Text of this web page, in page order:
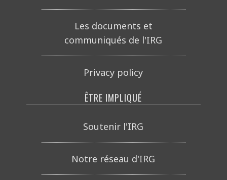
Les documents et
communiqués de l'IRG
Privacy policy
ÊTRE IMPLIQUÉ
Soutenir l'IRG
Notre réseau d'IRG